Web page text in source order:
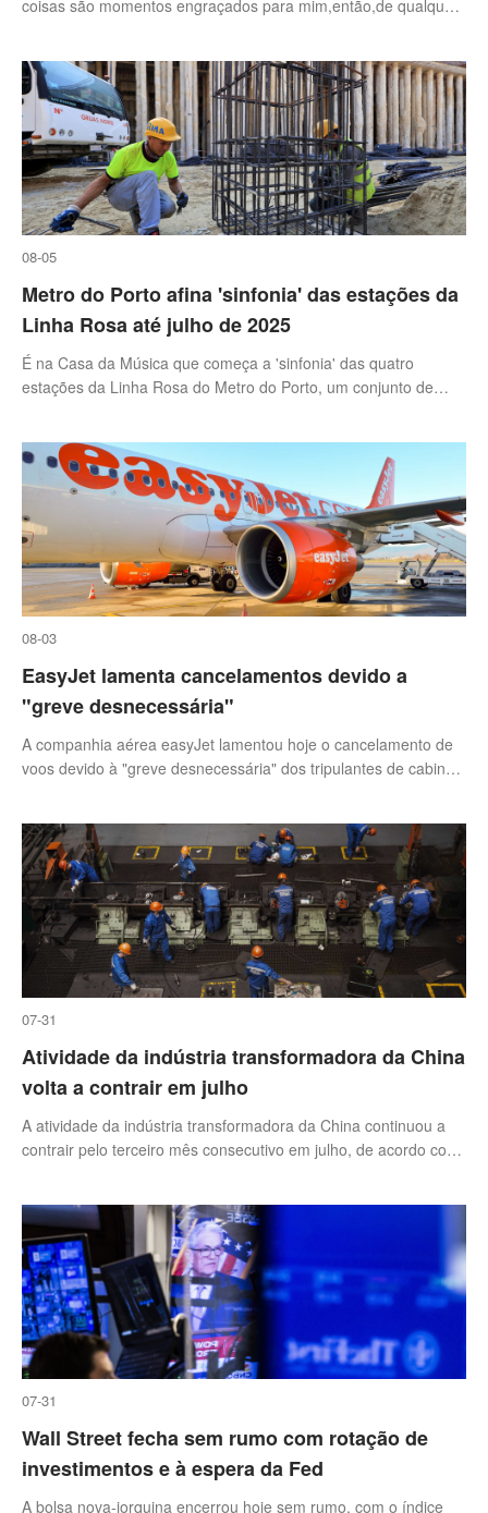
coisas são momentos engraçados para mim,então,de qualquer
08-05
Metro do Porto afina 'sinfonia' das estações da
Linha Rosa até julho de 2025
É na Casa da Música que começa a 'sinfonia' das quatro
estações da Linha Rosa do Metro do Porto, um conjunto de
08-03
EasyJet lamenta cancelamentos devido a
"greve desnecessária"
A companhia aérea easyJet lamentou hoje o cancelamento de
voos devido à "greve desnecessária" dos tripulantes de cabine
07-31
Atividade da indústria transformadora da China
volta a contrair em julho
A atividade da indústria transformadora da China continuou a
contrair pelo terceiro mês consecutivo em julho, de acordo com
07-31
Wall Street fecha sem rumo com rotação de
investimentos e à espera da Fed
A bolsa nova-iorquina encerrou hoje sem rumo, com o índice